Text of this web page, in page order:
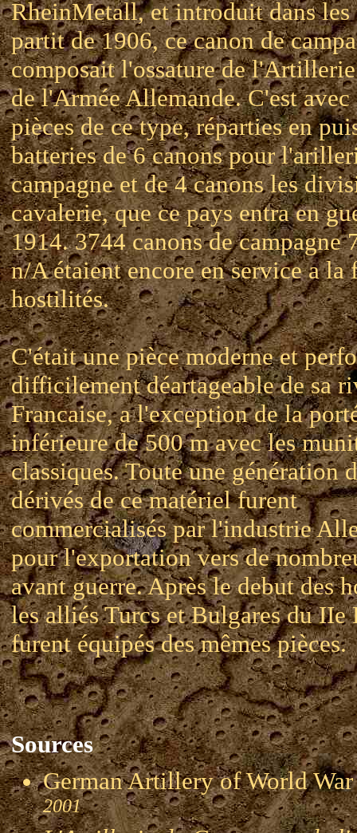
RheinMetall, et introduit dans les
partit de 1906, ce canon de
composait l'ossature de
de l'Armée Allemande. C'est avec
pièces de ce type, réparties en
batteries de 6 canons pour
campagne et de 4 canons les
cavalerie, que ce pays entra en
1914. 3744 canons de campagne
n/A étaient encore en service a la
hostilités.
C'était une pièce moderne et
difficilement déartageable de sa
Francaise, a l'exception de la
inférieure de 500 m avec les
classiques. Toute une génération
dérivés de ce matériel furent
commercialisés par l'industrie
pour l'exportation vers de
avant guerre. Après le debut des
les alliés Turcs et Bulgares du IIe
furent équipés des mêmes pièces.
Sources
German Artillery of World
2001